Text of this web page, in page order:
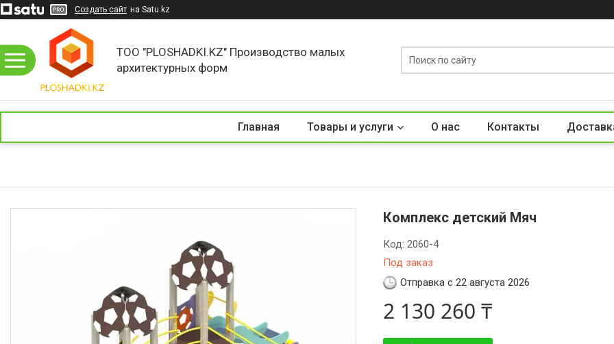
Создать сайт на Satu.kz
ТОО "PLOSHADKI.KZ" Производство малых
архитектурных форм
Главная Товары и услуги О нас Контакты
Комплекс детский Мяч
Под заказ
Код:2060-4
Отправка с 22 августа 2026
2 130 260 ₸